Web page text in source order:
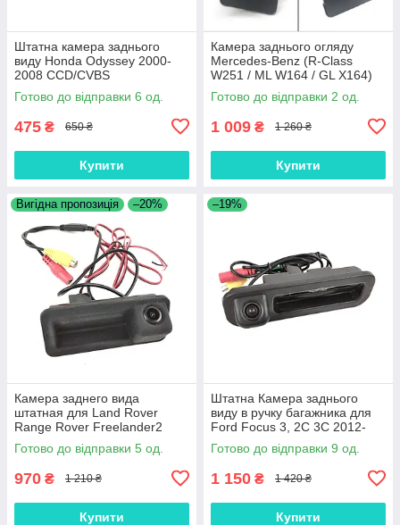
Штатна камера заднього
виду Honda Odyssey 2000-
2008 CCD/CVBS
Готово до відправки 6 од.
475 ₴ 650 ₴
Купити
Камера заднього огляду
Mercedes-Benz (R-Class
W251 / ML W164 / GL X164)
Готово до відправки 2 од.
1 009 ₴ 1 260 ₴
Купити
Вигідна пропозиція –20%
Камера заднего вида
штатная для Land Rover
Range Rover Freelander2
Ford Focus 2C 3C Sedan
Mondeo (КЗШ-2802-00)
Готово до відправки 5 од.
970 ₴ 1 210 ₴
Купити
–19%
Штатна Камера заднього
виду в ручку багажника для
Ford Focus 3, 2C 3C 2012-
2013
Готово до відправки 9 од.
1 150 ₴ 1 420 ₴
Купити